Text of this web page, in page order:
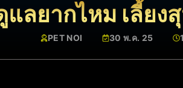
ลยากไหม เลี้ย
PET NOI 30 พ.ค. 25